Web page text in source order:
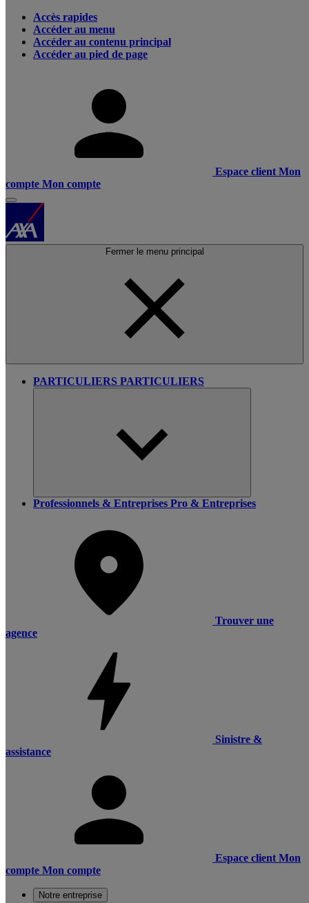
Accès rapides
Accéder au menu
Accéder au contenu principal
Accéder au pied de page
Espace client Mon
compte Mon compte
Fermer le menu principal
PARTICULIERS PARTICULIERS
Professionnels & Entreprises Pro & Entreprises
Trouver une
agence
Sinistre &
assistance
Espace client Mon
compte Mon compte
Notre entreprise